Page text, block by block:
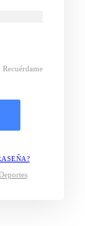
Recuérdame